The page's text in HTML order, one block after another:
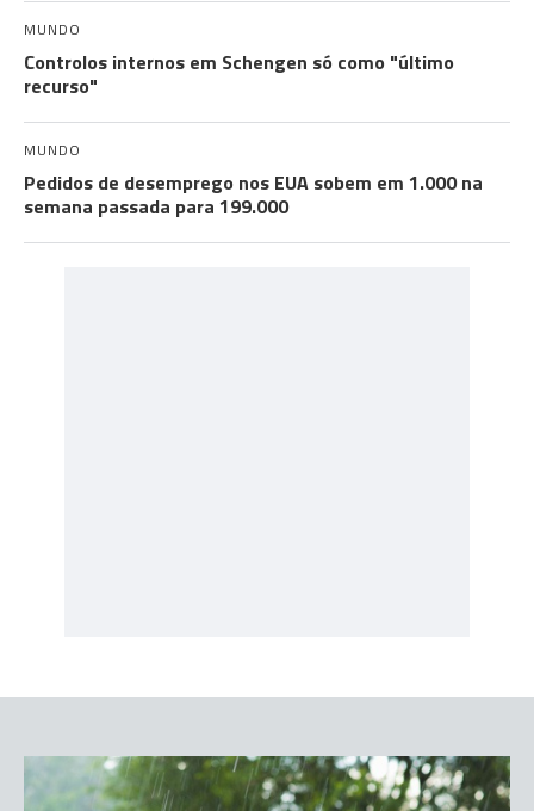
MUNDO
Controlos internos em Schengen só como "último
recurso"
MUNDO
Pedidos de desemprego nos EUA sobem em 1.000 na
semana passada para 199.000